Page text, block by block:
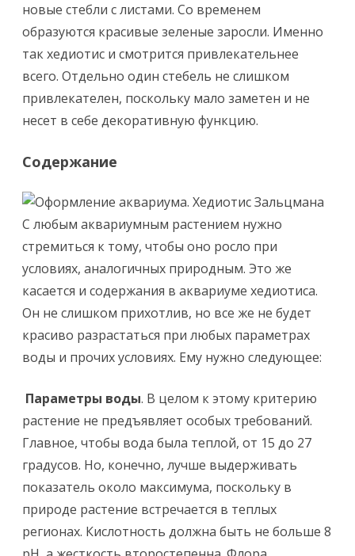
новые стебли с листами. Со временем
образуются красивые зеленые заросли. Именно
так хедиотис и смотрится привлекательнее
всего. Отдельно один стебель не слишком
привлекателен, поскольку мало заметен и не
несет в себе декоративную функцию.
Содержание
С любым аквариумным растением нужно
стремиться к тому, чтобы оно росло при
условиях, аналогичных природным. Это же
касается и содержания в аквариуме хедиотиса.
Он не слишком прихотлив, но все же не будет
красиво разрастаться при любых параметрах
воды и прочих условиях. Ему нужно следующее:
Параметры воды. В целом к этому критерию
растение не предъявляет особых требований.
Главное, чтобы вода была теплой, от 15 до 27
градусов. Но, конечно, лучше выдерживать
показатель около максимума, поскольку в
природе растение встречается в теплых
регионах. Кислотность должна быть не больше 8